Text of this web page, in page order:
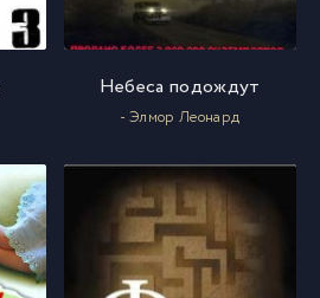
Небеса подождут
- Элмор Леонард